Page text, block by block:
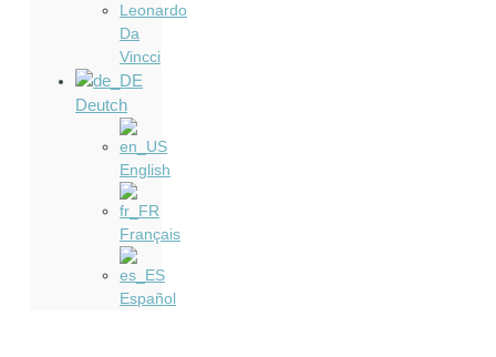
Leonardo
Da
Vincci
Deutch
English
Français
Español